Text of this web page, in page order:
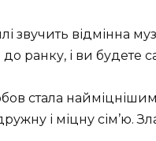
звучить відмінна
до ранку, і ви будете
стала
і міцну сім’ю.